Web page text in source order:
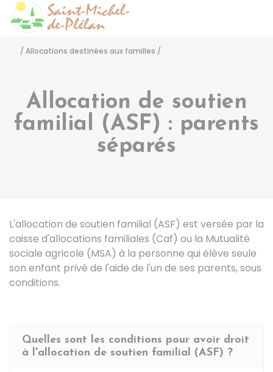
/ Allocations destinées aux familles /
Allocation de soutien
familial (ASF) : parents
séparés
L'allocation de soutien familial (ASF) est versée par la
caisse d'allocations familiales (Caf) ou la Mutualité
sociale agricole (MSA) à la personne qui élève seule
son enfant privé de l'aide de l'un de ses parents, sous
conditions.
Quelles sont les conditions pour avoir droit
à l'allocation de soutien familial (ASF) ?